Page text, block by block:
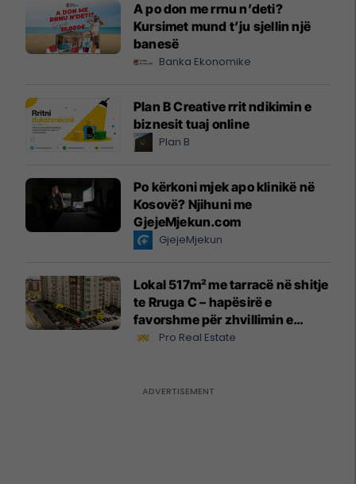
A po don me rrnu n’deti?
Kursimet mund t’ju sjellin një
banesë
Banka Ekonomike
Plan B Creative rrit ndikimin e
biznesit tuaj online
Plan B
Po kërkoni mjek apo klinikë në
Kosovë? Njihuni me
GjejeMjekun.com
GjejeMjekun
Lokal 517m² me tarracë në shitje
te Rruga C – hapësirë e
favorshme për zhvillimin e
biznesit #15796
Pro Real Estate